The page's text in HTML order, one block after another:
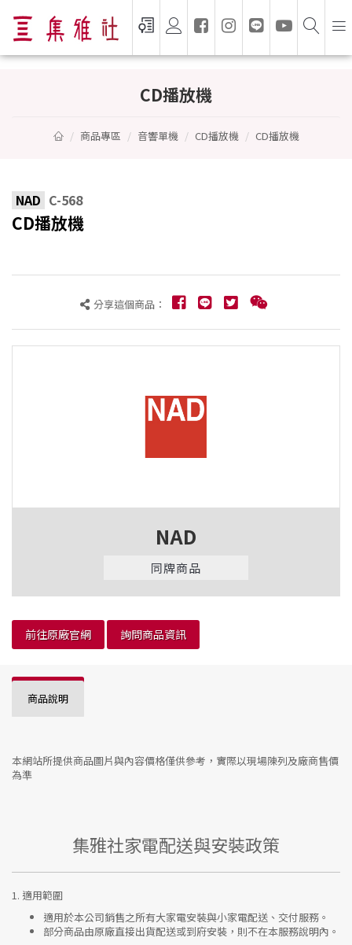
CD播放機
商品專區 音響單機 CD播放機 CD播放機
NAD C-568
CD播放機
分享這個商品：
NAD
同牌商品
前往原廠官網 詢問商品資訊
商品說明
本網站所提供商品圖片與內容價格僅供參考，實際以現場陳列及廠商售價
為準
集雅社家電配送與安裝政策
1. 適用範圍
適用於本公司銷售之所有大家電安裝與小家電配送、交付服務。
部分商品由原廠直接出貨配送或到府安裝，則不在本服務說明內。